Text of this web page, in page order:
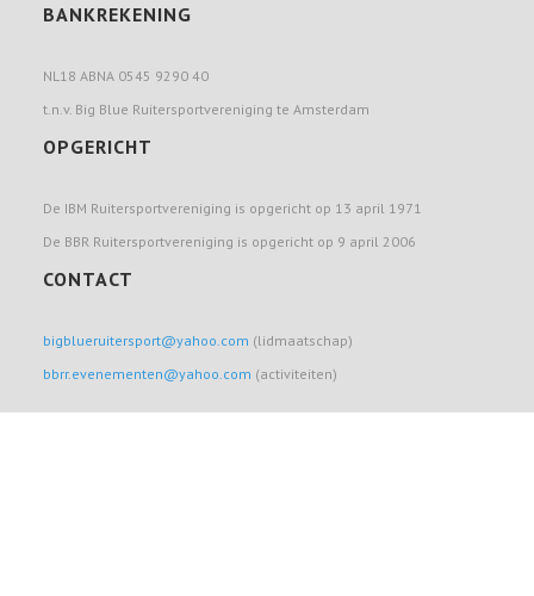
BANKREKENING
NL18 ABNA 0545 9290 40
t.n.v. Big Blue Ruitersportvereniging te Amsterdam
OPGERICHT
De IBM Ruitersportvereniging is opgericht op 13 april 1971
De BBR Ruitersportvereniging is opgericht op 9 april 2006
CONTACT
bigblueruitersport@yahoo.com (lidmaatschap)
bbrr.evenementen@yahoo.com (activiteiten)